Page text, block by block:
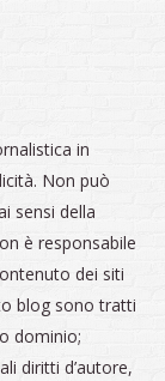
in
Non può
sensi della
è responsabile
dei siti
blog sono tratti
dominio;
diritti d’autore,